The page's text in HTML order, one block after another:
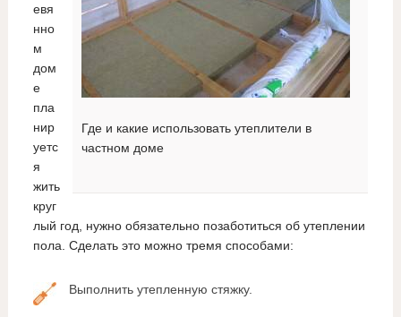
Где и какие использовать утеплители в
частном доме
евя
нно
м
дом
е
пла
нир
уетс
я
жить
круг
лый год, нужно обязательно позаботиться об утеплении
пола. Сделать это можно тремя способами:
Выполнить утепленную стяжку.